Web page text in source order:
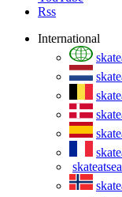
Rss
International